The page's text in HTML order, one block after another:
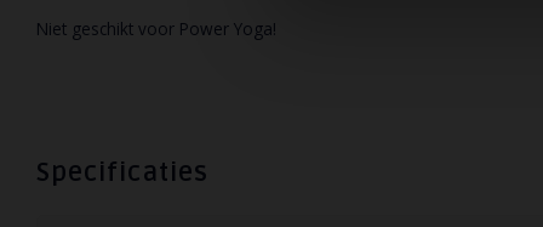
Niet geschikt voor Power Yoga!
Specificaties